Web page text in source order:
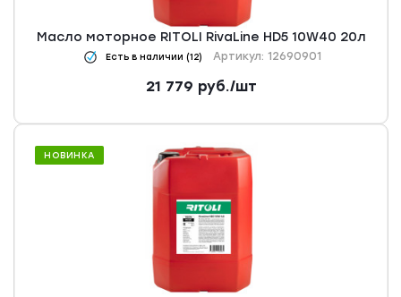
Масло моторное RITOLI RivaLine HD5 10W40 20л
Есть в наличии (12) Артикул: 12690901
21 779 руб./шт
НОВИНКА